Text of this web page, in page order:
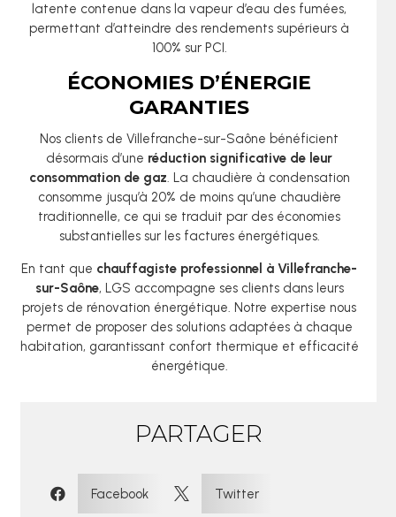
latente contenue dans la vapeur d’eau des fumées,
permettant d’atteindre des rendements supérieurs à
100% sur PCI.
ÉCONOMIES D’ÉNERGIE
GARANTIES
Nos clients de Villefranche-sur-Saône bénéficient
désormais d’une réduction significative de leur
consommation de gaz. La chaudière à condensation
consomme jusqu’à 20% de moins qu’une chaudière
traditionnelle, ce qui se traduit par des économies
substantielles sur les factures énergétiques.
En tant que chauffagiste professionnel à Villefranche-
sur-Saône, LGS accompagne ses clients dans leurs
projets de rénovation énergétique. Notre expertise nous
permet de proposer des solutions adaptées à chaque
habitation, garantissant confort thermique et efficacité
énergétique.
PARTAGER
 Facebook  Twitter